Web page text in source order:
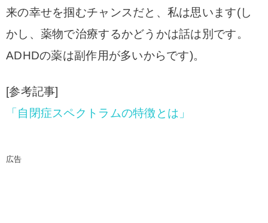
来の幸せを掴むチャンスだと、私は思います(し
かし、薬物で治療するかどうかは話は別です。
ADHDの薬は副作用が多いからです)。
[参考記事]
「自閉症スペクトラムの特徴とは」
広告